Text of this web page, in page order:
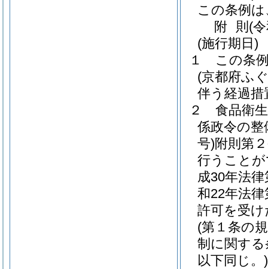
この条例
附 則 (
(施行期日)
１
この条
(京都府ふ
伴う経過措
２
食品衛
係政令の
号)附則第
行うこと
成30年法律
和22年法
許可を受
(第１条の
制に関す
以下同じ。)